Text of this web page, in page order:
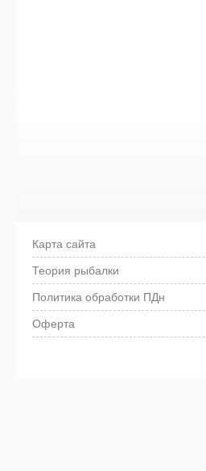
Карта сайта
Теория рыбалки
Политика обработки ПДн
Оферта